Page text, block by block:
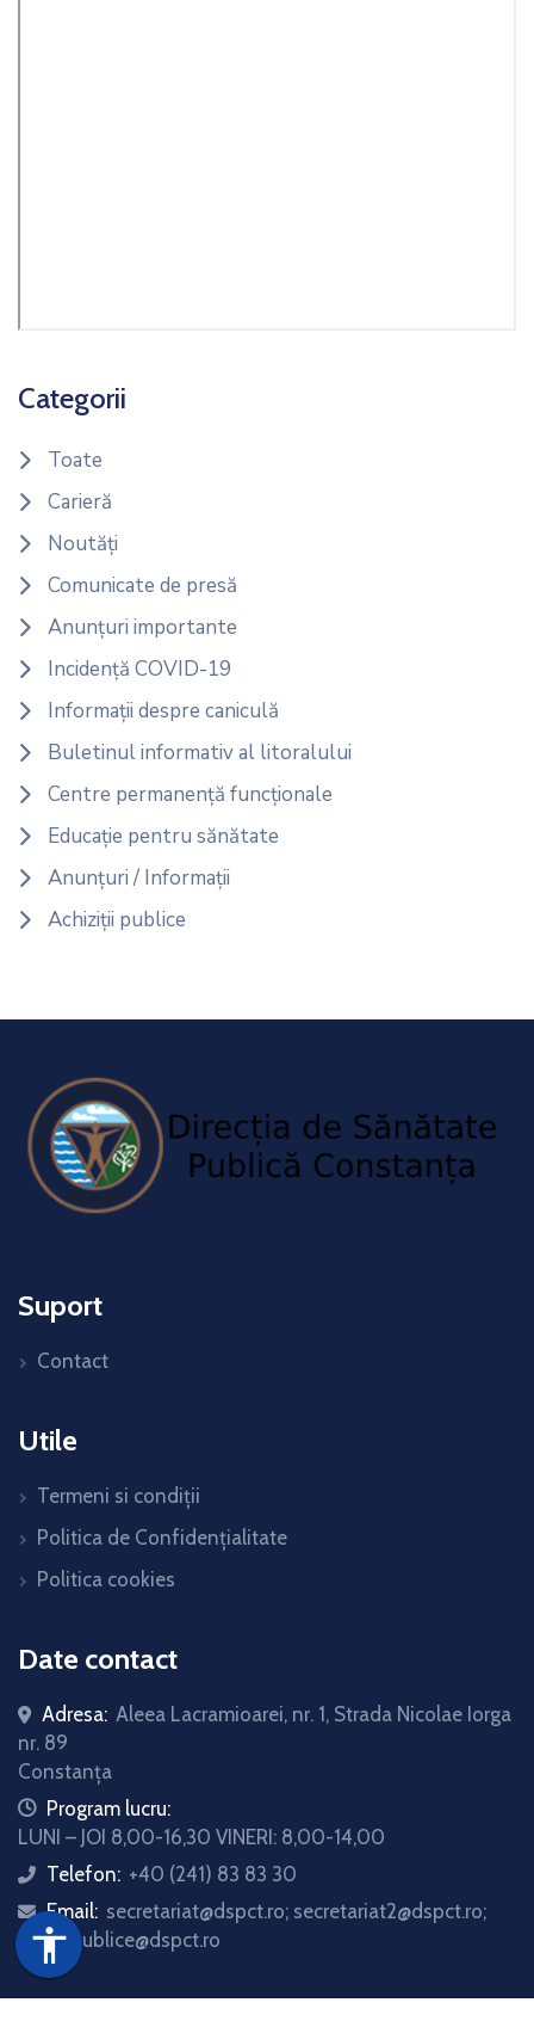
accessibility
Categorii
Toate
Carieră
Noutăți
Comunicate de presă
Anunțuri importante
Incidență COVID-19
Informații despre caniculă
Buletinul informativ al litoralului
Centre permanență funcționale
Educație pentru sănătate
Anunțuri / Informații
Achiziții publice
Suport
Contact
Utile
Termeni si condiții
Politica de Confidențialitate
Politica cookies
Date contact
Adresa: Aleea Lacramioarei, nr. 1, Strada Nicolae Iorga
nr. 89
Constanța
iconProgram lucru:
LUNI – JOI 8,00-16,30 VINERI: 8,00-14,00
icon
Telefon: +40 (241) 83 83 30
icon
Email: secretariat@dspct.ro; secretariat2@dspct.ro;
relatii.publice@dspct.ro